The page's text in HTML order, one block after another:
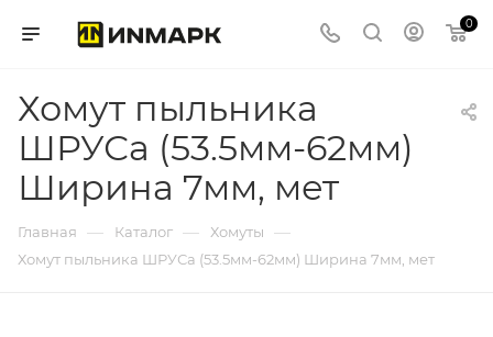
0
Хомут пыльника
ШРУСа (53.5мм-62мм)
Ширина 7мм, мет
Главная — Каталог — Хомуты —
Хомут пыльника ШРУСа (53.5мм-62мм) Ширина 7мм, мет